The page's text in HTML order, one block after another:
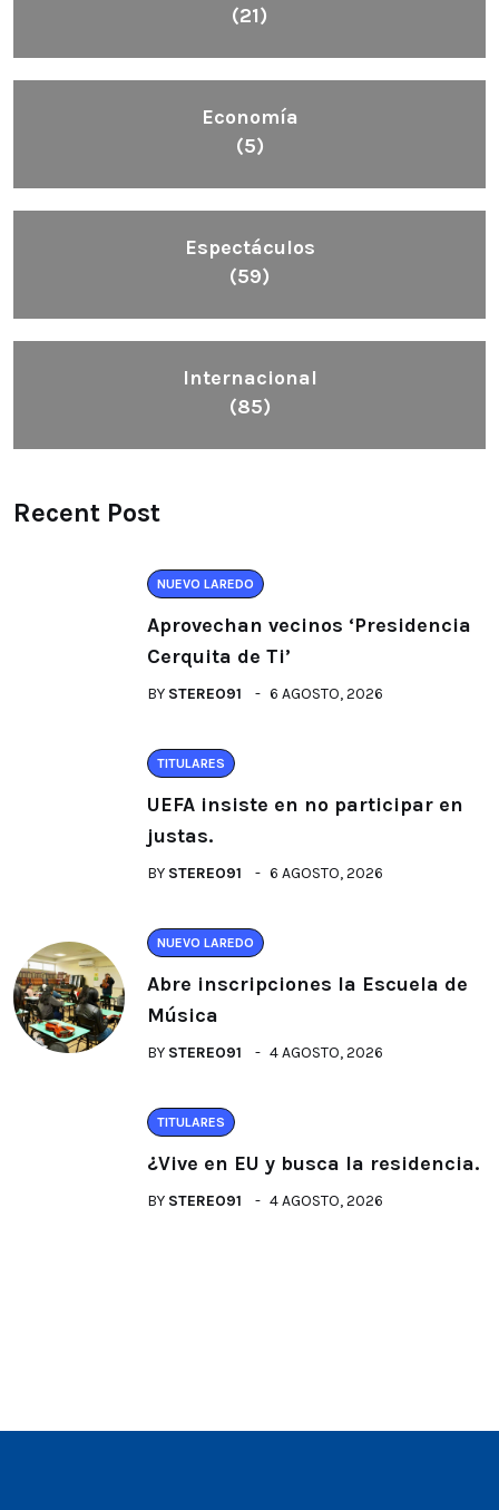
(21)
Economía
(5)
Espectáculos
(59)
Internacional
(85)
Recent Post
NUEVO LAREDO
Aprovechan vecinos ‘Presidencia
Cerquita de Ti’
BY STEREO91 6 AGOSTO, 2026
TITULARES
UEFA insiste en no participar en
justas.
BY STEREO91 6 AGOSTO, 2026
NUEVO LAREDO
Abre inscripciones la Escuela de
Música
BY STEREO91 4 AGOSTO, 2026
TITULARES
¿Vive en EU y busca la residencia.
BY STEREO91 4 AGOSTO, 2026